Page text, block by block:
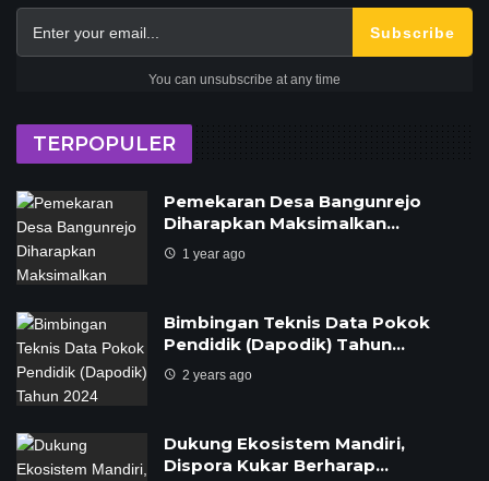
Subscribe
You can unsubscribe at any time
TERPOPULER
Pemekaran Desa Bangunrejo
Diharapkan Maksimalkan…
1 year ago
Bimbingan Teknis Data Pokok
Pendidik (Dapodik) Tahun…
2 years ago
Dukung Ekosistem Mandiri,
Dispora Kukar Berharap…